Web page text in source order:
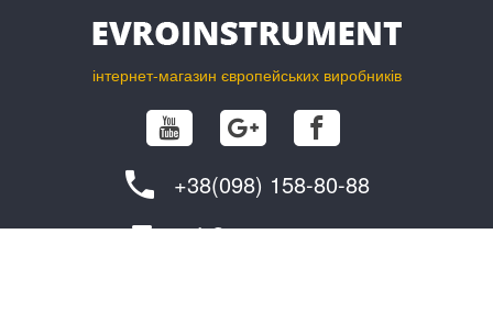
інтернет-магазин європейських виробників
+38(098) 158-80-88
info@evroinstrument.com